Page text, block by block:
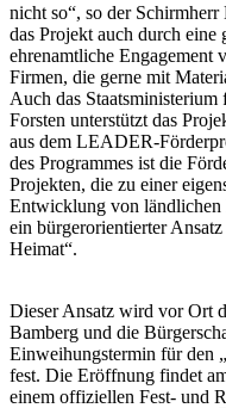
nicht so“, so der
das Projekt auch durch eine
ehrenamtliche Engagement
Firmen, die gerne mit
Auch das
Forsten unterstützt das
aus dem LEADER-
des Programmes ist die
Projekten, die zu einer
Entwicklung von ländlichen
ein bürgerorientierter
Heimat“.
Dieser Ansatz wird vor Ort
Bamberg und die
Einweihungstermin für den
fest. Die Eröffnung findet
einem offiziellen Fest- und